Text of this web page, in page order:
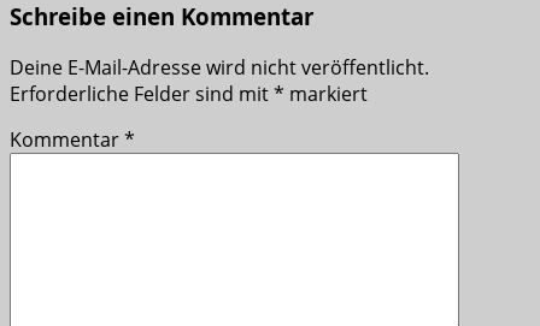
Schreibe einen Kommentar
Deine E-Mail-Adresse wird nicht veröffentlicht.
Erforderliche Felder sind mit* markiert
Kommentar*